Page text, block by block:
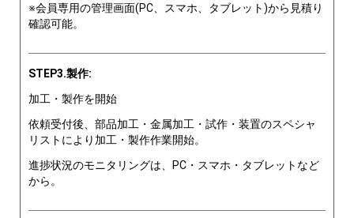
※会員専用の管理画面(PC、スマホ、タブレット)から見積り
確認可能。
STEP3.製作:
加工・製作を開始
依頼受付後、部品加工・金属加工・試作・装置のスペシャ
リストにより加工・製作作業開始。
進捗状況のモニタリングは、PC・スマホ・タブレットなど
から。